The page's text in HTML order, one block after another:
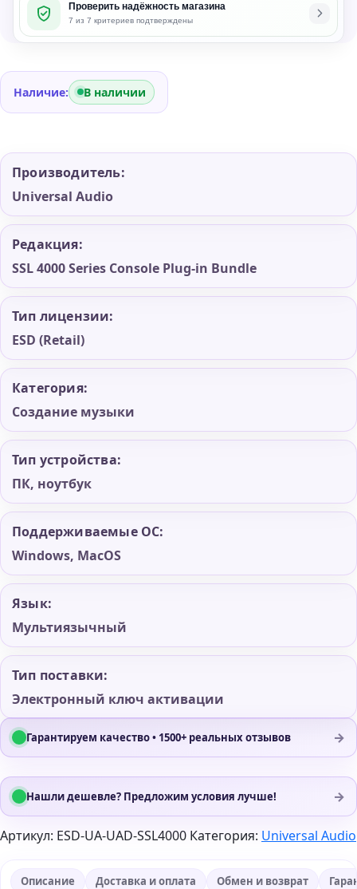
Проверить надёжность магазина
7 из 7 критериев подтверждены
Наличие: В наличии
Производитель:
Universal Audio
Редакция:
SSL 4000 Series Console Plug-in Bundle
Тип лицензии:
ESD (Retail)
Категория:
Создание музыки
Тип устройства:
ПК, ноутбук
Поддерживаемые ОС:
Windows, MacOS
Язык:
Мультиязычный
Тип поставки:
Электронный ключ активации
Гарантируем качество • 1500+ реальных отзывов →
Нашли дешевле? Предложим условия лучше! →
Артикул: ESD-UA-UAD-SSL4000 Категория: Universal Audio
Описание Доставка и оплата Обмен и возврат